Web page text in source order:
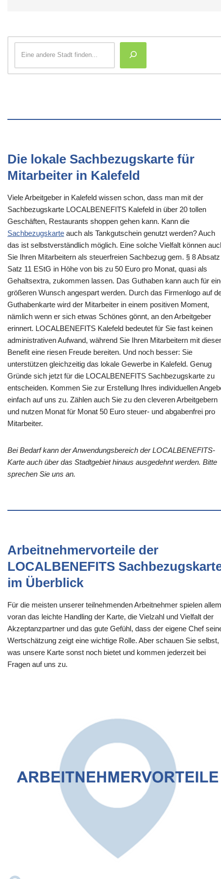
Die lokale Sachbezugskarte für
Mitarbeiter in Kalefeld
Viele Arbeitgeber in Kalefeld wissen schon, dass man mit der
Sachbezugskarte LOCALBENEFITS Kalefeld in über 20 tollen
Geschäften, Restaurants shoppen gehen kann. Kann die
Sachbezugskarte auch als Tankgutschein genutzt werden? Auch
das ist selbstverständlich möglich. Eine solche Vielfalt können
Sie Ihren Mitarbeitern als steuerfreien Sachbezug gem. § 8
Satz 11 EStG in Höhe von bis zu 50 Euro pro Monat, quasi als
Gehaltsextra, zukommen lassen. Das Guthaben kann auch für
größeren Wunsch angespart werden. Durch das Firmenlogo auf
Guthabenkarte wird der Mitarbeiter in einem positiven Moment,
nämlich wenn er sich etwas Schönes gönnt, an den Arbeitgeber
erinnert. LOCALBENEFITS Kalefeld bedeutet für Sie fast keinen
administrativen Aufwand, während Sie Ihren Mitarbeitern mit
Benefit eine riesen Freude bereiten. Und noch besser: Sie
unterstützen gleichzeitig das lokale Gewerbe in Kalefeld. Genug
Gründe sich jetzt für die LOCALBENEFITS Sachbezugskarte zu
entscheiden. Kommen Sie zur Erstellung Ihres individuellen
einfach auf uns zu. Zählen auch Sie zu den cleveren Arbeitgebern
und nutzen Monat für Monat 50 Euro steuer- und abgabenfrei pro
Mitarbeiter.
Bei Bedarf kann der Anwendungsbereich der LOCALBENEFITS-
Karte auch über das Stadtgebiet hinaus ausgedehnt werden. Bitte
sprechen Sie uns an.
Arbeitnehmervorteile der
LOCALBENEFITS
im Überblick
Für die meisten unserer teilnehmenden Arbeitnehmer spielen allem
voran das leichte Handling der Karte, die Vielzahl und Vielfalt der
Akzeptanzpartner und das gute Gefühl, dass der eigene Chef
Wertschätzung zeigt eine wichtige Rolle. Aber schauen Sie selbst,
was unsere Karte sonst noch bietet und kommen jederzeit bei
Fragen auf uns zu.